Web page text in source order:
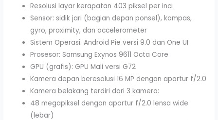
Resolusi layar kerapatan 403 piksel per inci
Sensor: sidik jari (bagian depan ponsel), kompas,
gyro, proximity, dan accelerometer
Sistem Operasi: Android Pie versi 9.0 dan One UI
Prosesor: Samsung Exynos 9611 Octa Core
GPU (grafis): GPU Mali versi G72
Kamera depan beresolusi 16 MP dengan apartur f/2.0
Kamera belakang terdiri dari 3 kamera:
48 megapiksel dengan apartur f/2.0 lensa wide
(lebar)